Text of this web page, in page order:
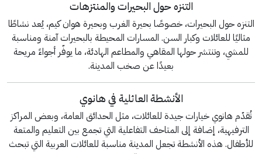
التنزه حول البحيرات والمنتزهات
التنزه حول البحيرات، خصوصًا بحيرة الغرب وبحيرة هوان كيم، يُعد نشاطًا
مثاليًا للعائلات وكبار السن. المسارات المحيطة بالبحيرات آمنة ومناسبة
للمشي، وتنتشر حولها المقاهي والمطاعم الهادئة، ما يوفّر أجواءً مريحة
بعيدًا عن صخب المدينة.
الأنشطة العائلية في هانوي
تُقدّم هانوي خيارات جيدة للعائلات، مثل الحدائق العامة، وبعض المراكز
الترفيهية، إضافة إلى المتاحف التفاعلية التي تجمع بين التعليم والمتعة
للأطفال. هذه الأنشطة تجعل المدينة مناسبة للعائلات العربية التي تبحث